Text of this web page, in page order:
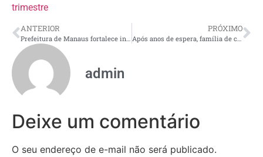
trimestre
ANTERIOR
Prefeitura de Manaus fortalece inclusão social com aulas da EJA no complexo POP
PRÓXIMO
Após anos de espera, família de criança com espectro autista consegue iniciar regularização da casa com ajuda da Defensoria
admin
Deixe um comentário
O seu endereço de e-mail não será publicado.